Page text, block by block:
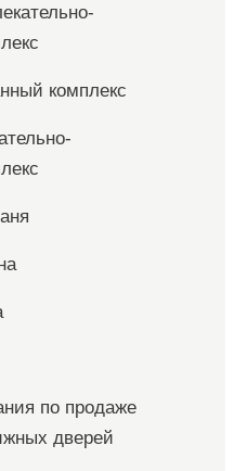
комплекс
по продаже
дверей